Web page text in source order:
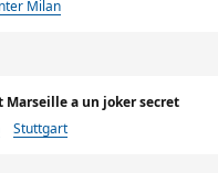
Milan
Marseille a un joker secret
Stuttgart